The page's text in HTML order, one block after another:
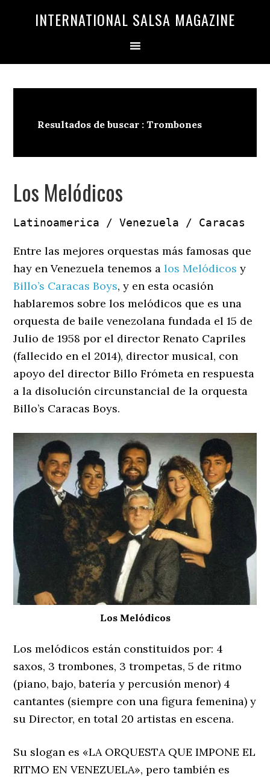
INTERNATIONAL SALSA MAGAZINE
Resultados de buscar : Trombones
Los Melódicos
Latinoamerica / Venezuela / Caracas
Entre las mejores orquestas más famosas que
hay en Venezuela tenemos alos Melódicos y
Billo’s Caracas Boys, y en esta ocasión
hablaremos sobre los melódicos que es una
orquesta de baile venezolana fundada el 15 de
Julio de 1958 por el director Renato Capriles
(fallecido en el 2014), director musical, con
apoyo del director Billo Frómeta en respuesta
a la disolución circunstancial de la orquesta
Billo’s Caracas Boys.
Los Melódicos
Los melódicos están constituidos por: 4
saxos, 3 trombones, 3 trompetas, 5 de ritmo
(piano, bajo, batería y percusión menor) 4
cantantes (siempre con una figura femenina) y
su Director, en total 20 artistas en escena.
Su slogan es «LA ORQUESTA QUE IMPONE EL
RITMO EN VENEZUELA», pero también es